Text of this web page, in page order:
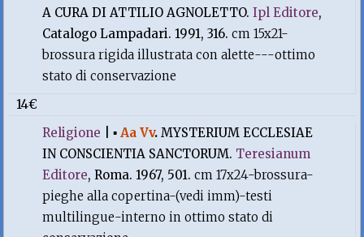
A CURA DI ATTILIO AGNOLETTO.Ipl Editore,
Catalogo Lampadari. 1991, 316.cm 15x21-
brossura rigida illustrata con alette---ottimo
stato di conservazione
14€
Religione |▪Aa Vv.MYSTERIUM ECCLESIAE
IN CONSCIENTIA SANCTORUM. Teresianum
Editore, Roma. 1967, 501.cm 17x24-brossura-
pieghe alla copertina-(vedi imm)-testi
multilingue-interno in ottimo stato di